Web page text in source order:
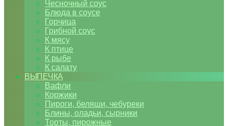
Чесночный соус
Блюда в соусе
Горчица
Грибной соус
К мясу
К птице
К рыбе
К салату
ВЫПЕЧКА
Вафли
Коржики
Пироги, беляши, чебуреки
Блины, оладьи, сырники
Торты, пирожные